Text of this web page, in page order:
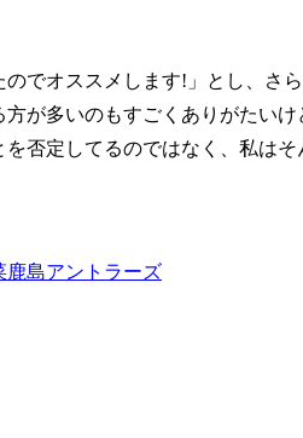
でオススメします!」とし、さ
が多いのもすごくありがたい
否定してるのではなく、私は
鹿島アントラーズ